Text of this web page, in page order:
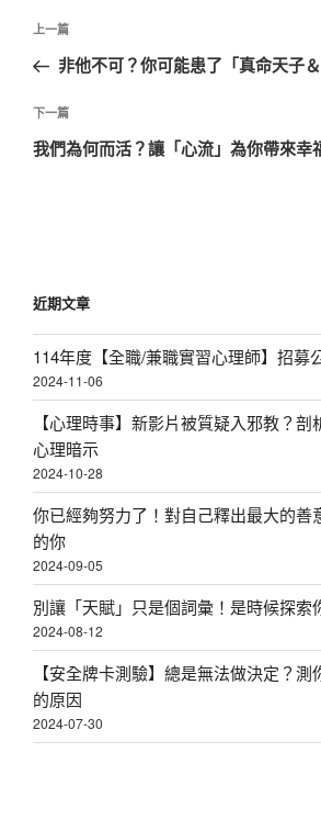
文
導
覽
上
一
文
章
上一篇
非他不可？你可能患了「真命天子＆
下
一
下一篇
我們為何而活？讓「心流」為你帶來幸
近期文章
114年度【全職/兼職實習心理師】招募
2024-11-06
【心理時事】新影片被質疑入邪教？
心理暗示
2024-10-28
你已經夠努力了！對自己釋出最大的善
的你
2024-09-05
別讓「天賦」只是個詞彙！是時候探索
2024-08-12
【安全牌卡測驗】總是無法做決定？
的原因
2024-07-30